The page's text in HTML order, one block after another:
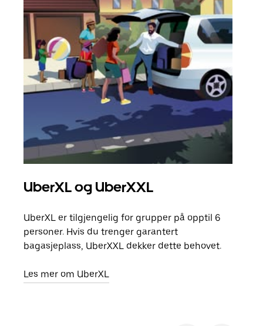
UberXL og UberXXL
UberXL er tilgjengelig for grupper på opptil 6
personer. Hvis du trenger garantert
bagasjeplass, UberXXL dekker dette behovet.
Les mer om UberXL